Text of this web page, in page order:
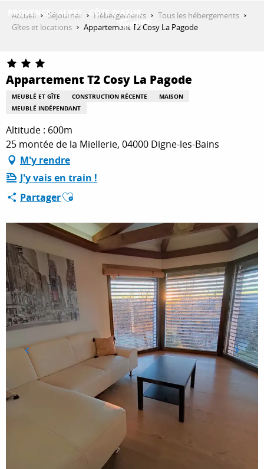
DÉCOUVRIR
QUE FAIRE ?
SÉJOURNER
ESPACE PRO
Accueil Séjourner Hébergements
Tous les hébergements
Gîtes et locations
Appartement T2 Cosy La Pagode
Appartement T2 Cosy La Pagode
MEUBLÉ ET GÎTE CONSTRUCTION RÉCENTE
MAISON
MEUBLÉ INDÉPENDANT
Altitude : 600m
25 montée de la Miellerie, 04000 Digne-les-Bains
M'y rendre
J'y vais en train !
PartagerAjouter aux favoris